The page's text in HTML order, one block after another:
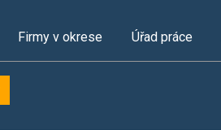
Firmy v okrese Úřad práce